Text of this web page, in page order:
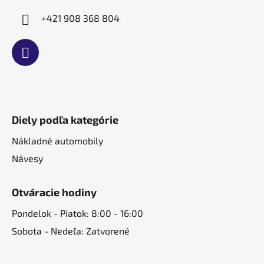
+421 908 368 804
Diely podľa kategórie
Nákladné automobily
Návesy
Otváracie hodiny
Pondelok - Piatok: 8:00 - 16:00
Sobota - Nedeľa: Zatvorené